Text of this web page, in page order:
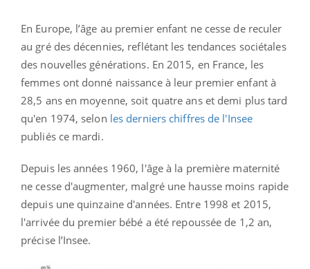
En Europe, l’âge au premier enfant ne cesse de reculer
au gré des décennies, reflétant les tendances sociétales
des nouvelles générations. En 2015, en France, les
femmes ont donné naissance à leur premier enfant à
28,5 ans en moyenne, soit quatre ans et demi plus tard
qu'en 1974, selon les derniers chiffres de l'Insee
publiés ce mardi.
Depuis les années 1960, l'âge à la première maternité
ne cesse d'augmenter, malgré une hausse moins rapide
depuis une quinzaine d'années. Entre 1998 et 2015,
l'arrivée du premier bébé a été repoussée de 1,2 an,
précise l’Insee.